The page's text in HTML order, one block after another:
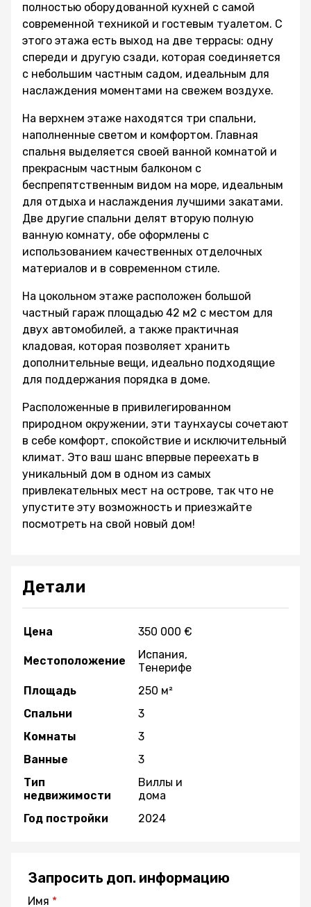
полностью оборудованной кухней с самой
современной техникой и гостевым туалетом. С
этого этажа есть выход на две террасы: одну
спереди и другую сзади, которая соединяется
с небольшим частным садом, идеальным для
наслаждения моментами на свежем воздухе.
На верхнем этаже находятся три спальни,
наполненные светом и комфортом. Главная
спальня выделяется своей ванной комнатой и
прекрасным частным балконом с
беспрепятственным видом на море, идеальным
для отдыха и наслаждения лучшими закатами.
Две другие спальни делят вторую полную
ванную комнату, обе оформлены с
использованием качественных отделочных
материалов и в современном стиле.
На цокольном этаже расположен большой
частный гараж площадью 42 м2 с местом для
двух автомобилей, а также практичная
кладовая, которая позволяет хранить
дополнительные вещи, идеально подходящие
для поддержания порядка в доме.
Расположенные в привилегированном
природном окружении, эти таунхаусы сочетают
в себе комфорт, спокойствие и исключительный
климат. Это ваш шанс впервые переехать в
уникальный дом в одном из самых
привлекательных мест на острове, так что не
упустите эту возможность и приезжайте
посмотреть на свой новый дом!
Детали
Цена 350 000 €
Местоположение
Испания,
Тенерифе
Площадь
250 м²
Спальни
3
Комнаты
3
Ванные
3
Тип
недвижимости
Виллы и
дома
Год постройки
2024
Запросить доп. информацию
Имя